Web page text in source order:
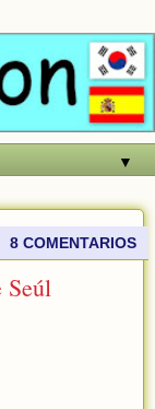
▼
8 COMENTARIOS